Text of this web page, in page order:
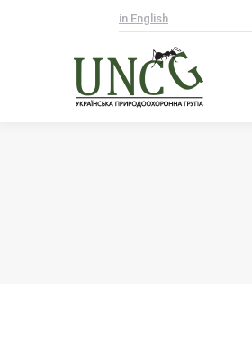
in English